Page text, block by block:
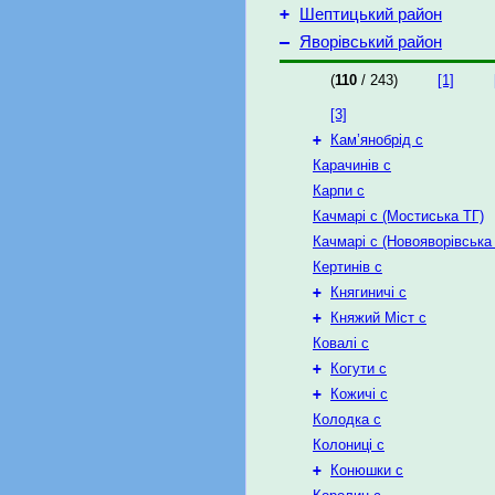
+ Шептицький район
– Яворівський район
(110 / 243) [1]
[3]
+
Кам’янобрід с
Карачинів с
Карпи с
Качмарі с (Мостиська ТГ)
Качмарі с
Кертинів с
+
Княгиничі с
+
Княжий Міст с
Ковалі с
+
Когути с
+
Кожичі с
Колодка с
Колониці с
+
Конюшки с